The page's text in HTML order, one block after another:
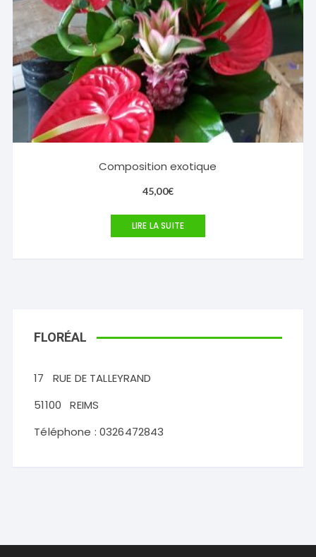
Composition exotique
45,00€
LIRE LA SUITE
FLORÉAL
17
RUE DE TALLEYRAND
51100
REIMS
Téléphone :0326472843